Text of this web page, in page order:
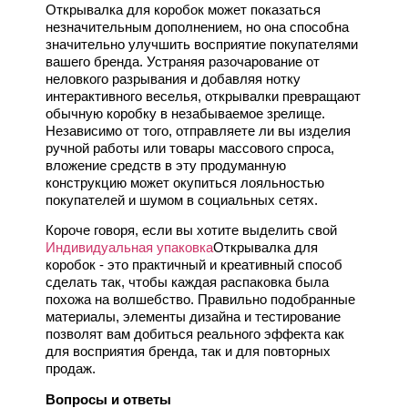
Открывалка для коробок может показаться
незначительным дополнением, но она способна
значительно улучшить восприятие покупателями
вашего бренда. Устраняя разочарование от
неловкого разрывания и добавляя нотку
интерактивного веселья, открывалки превращают
обычную коробку в незабываемое зрелище.
Независимо от того, отправляете ли вы изделия
ручной работы или товары массового спроса,
вложение средств в эту продуманную
конструкцию может окупиться лояльностью
покупателей и шумом в социальных сетях.
Короче говоря, если вы хотите выделить свой
Индивидуальная упаковкаОткрывалка для
коробок - это практичный и креативный способ
сделать так, чтобы каждая распаковка была
похожа на волшебство. Правильно подобранные
материалы, элементы дизайна и тестирование
позволят вам добиться реального эффекта как
для восприятия бренда, так и для повторных
продаж.
Вопросы и ответы